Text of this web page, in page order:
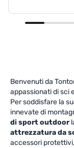
Benvenuti da
appassionati di sci
Per soddisfare la
innevate di
di sport outdoor
attrezzatura da
accessori